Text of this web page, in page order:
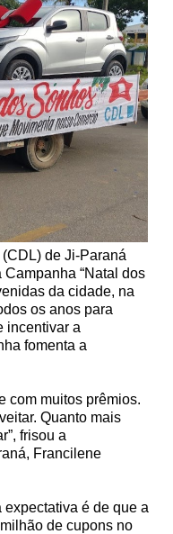
de Ji-Paraná
“Natal dos
da cidade, na
os anos para
incentivar a
fomenta a
com muitos prêmios.
Quanto mais
frisou a
Francilene
é de que a
de cupons no